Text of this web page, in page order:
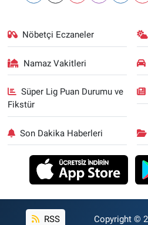
Nöbetçi Eczaneler
Namaz Vakitleri
Süper Lig Puan Durumu ve
Fikstür
Son Dakika Haberleri
RSS Copyright ©